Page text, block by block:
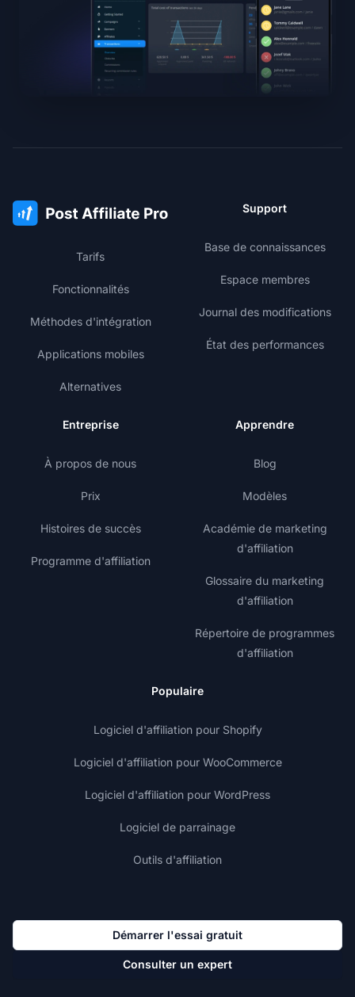
Tarifs
Fonctionnalités
Méthodes d'intégration
Applications mobiles
Alternatives
Support
Base de connaissances
Espace membres
Journal des modifications
État des performances
Entreprise
À propos de nous
Prix
Histoires de succès
Programme d'affiliation
Apprendre
Blog
Modèles
Académie de marketing
d'affiliation
Glossaire du marketing
d'affiliation
Répertoire de programmes
d'affiliation
Populaire
Logiciel d'affiliation pour Shopify
Logiciel d'affiliation pour WooCommerce
Logiciel d'affiliation pour WordPress
Logiciel de parrainage
Outils d'affiliation
Démarrer l'essai gratuit
Consulter un expert